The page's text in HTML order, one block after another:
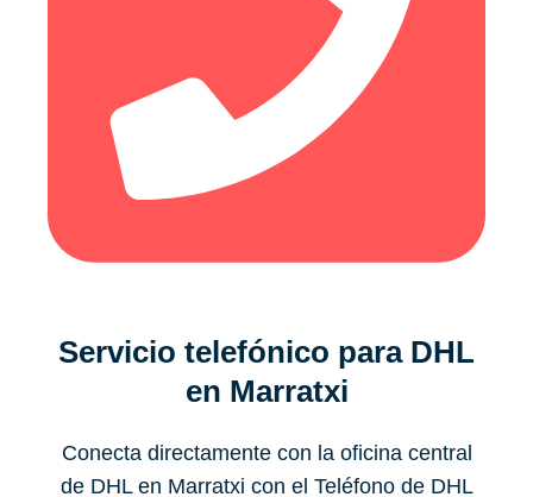
Servicio telefónico para DHL
en Marratxi
Conecta directamente con la oficina central
de DHL en Marratxi con el Teléfono de DHL